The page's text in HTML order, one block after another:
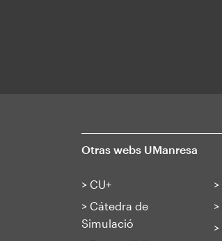
Otras webs UManresa
> CU+
> Cátedra de
Simulació
>
>
>